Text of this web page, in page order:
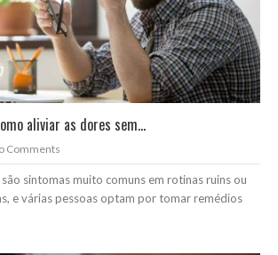
aliviar as dores sem...
Comments
sintomas muito comuns em rotinas ruins ou
e várias pessoas optam por tomar remédios